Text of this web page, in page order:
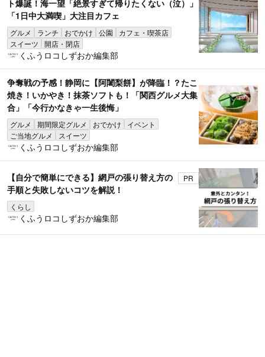
ト爆誕！海一望「絶景すぎて帰りたくない（泣）」
「1日中大満喫」大注目カフェ
グルメ ランチ おでかけ 公園
カフェ・喫茶店
スイーツ
開店・閉店
くふうロコしずおか編集部
争奪戦の予感！静岡に【阿闍梨餅】が降臨！？たこ
焼き！いかやき！抹茶ソフトも！「関西グルメ大集
合」「今行かなきゃ一生後悔」
グルメ 期間限定グルメ おでかけ
イベント
ご当地グルメ
スイーツ
くふうロコしずおか編集部
【自分で簡単にできる】網戸の張り替え方の
手順と失敗しないコツを解説！
くらし
PR
くふうロコしずおか編集部